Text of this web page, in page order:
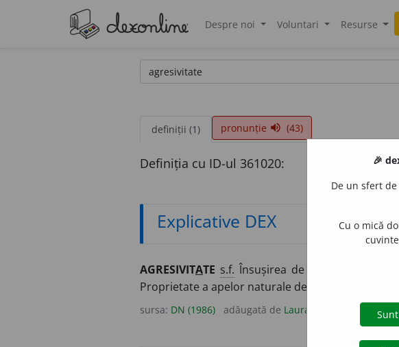
Despre noi Voluntari Resurse
definiții (1) pronunție volume_up (43)
Definiția cu ID-ul 361020:
Explicative DEX
AGRESIVITATE s.f. Însușirea de a fi agresiv. ♦
Proprietate a apelor naturale de a ataca, prin
sursa: DN (1986) adăugată de LauraGellner acțiuni
🎉
De un sfert
Cu o mică